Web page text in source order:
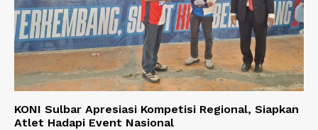
KONI Sulbar Apresiasi Kompetisi Regional, Siapkan
Atlet Hadapi Event Nasional